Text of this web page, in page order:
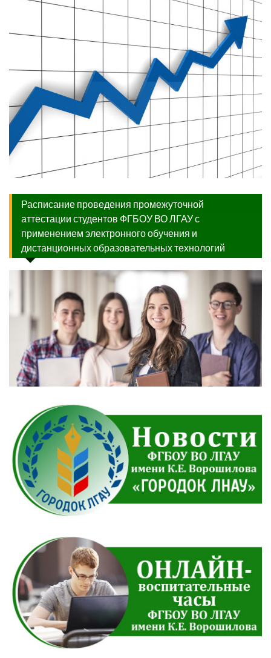
Расписание проведения промежуточной
аттестации студентов ФГБОУ ВО ЛГАУ с
применением электронного обучения и
дистанционных образовательных технологий